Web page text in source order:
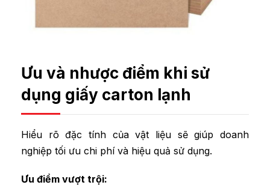
Ưu và nhược điểm khi sử
dụng giấy carton lạnh
Hiểu rõ đặc tính của vật liệu sẽ giúp doanh
nghiệp tối ưu chi phí và hiệu quả sử dụng.
Ưu điểm vượt trội: